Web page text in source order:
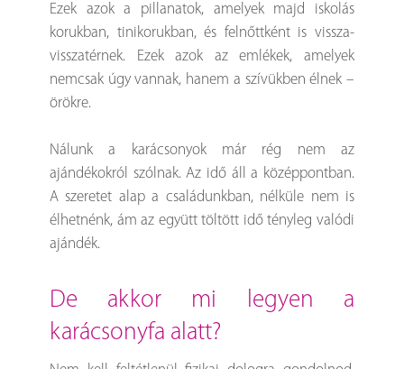
Ezek azok a pillanatok, amelyek majd iskolás
korukban, tinikorukban, és felnőttként is vissza-
visszatérnek. Ezek azok az emlékek, amelyek
nemcsak úgy vannak, hanem a szívükben élnek –
örökre.
Nálunk a karácsonyok már rég nem az
ajándékokról szólnak. Az idő áll a középpontban.
A szeretet alap a családunkban, nélküle nem is
élhetnénk, ám az együtt töltött idő tényleg valódi
ajándék.
de akkor mi legyen a
karácsonyfa alatt?